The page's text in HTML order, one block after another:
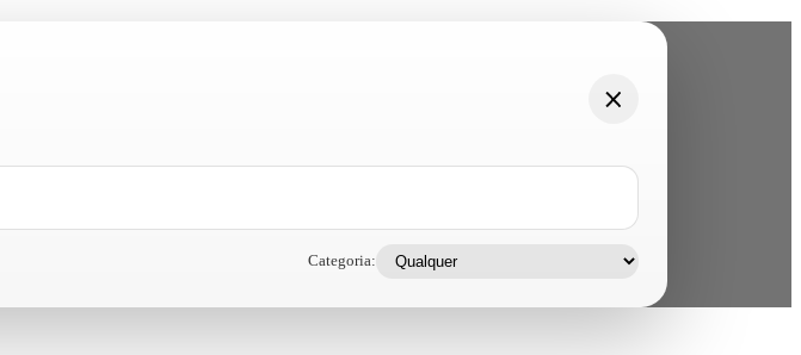
Categoria: